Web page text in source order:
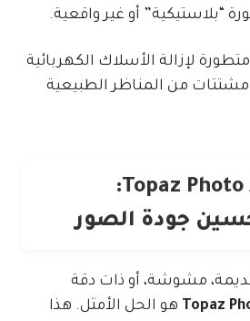
“بلاستيكية” أو غير واقعية.
لإزالة الأسلاك الكهربائية
مشتتات من المناظر الطبيعية
3. برنامج Topaz Photo AI:
جودة الصور
مشوشة، أو ذات دقة
Topaz هو الحل الأمثل. هذا